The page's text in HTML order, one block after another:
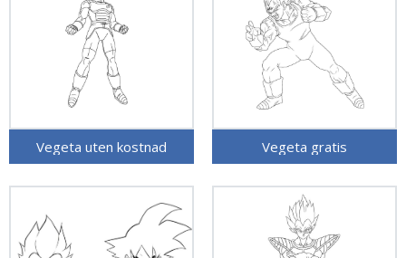
Vegeta uten kostnad Vegeta gratis